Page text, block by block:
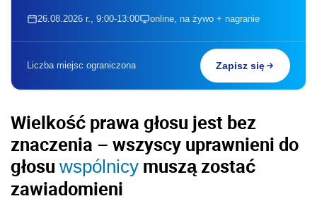
26.08.2026 r., 9:00-13:00 online, na żywo + nagranie
Liczba miejsc ograniczona Zapisz się
Wielkość prawa głosu jest bez
znaczenia – wszyscy uprawnieni do
głosu wspólnicy muszą zostać
zawiadomieni